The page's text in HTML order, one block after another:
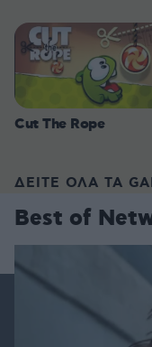
Cut The Rope
ΔΕΙΤΕ ΟΛΑ ΤΑ
Best of